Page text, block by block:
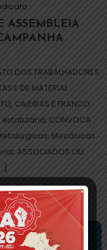
ASSEMBLEIA
DOS TRABALHADORES
E DE MATERIAL
CAIEIRAS E FRANCO
CONVOCA
Mecânicas
ASSOCIADOS OU